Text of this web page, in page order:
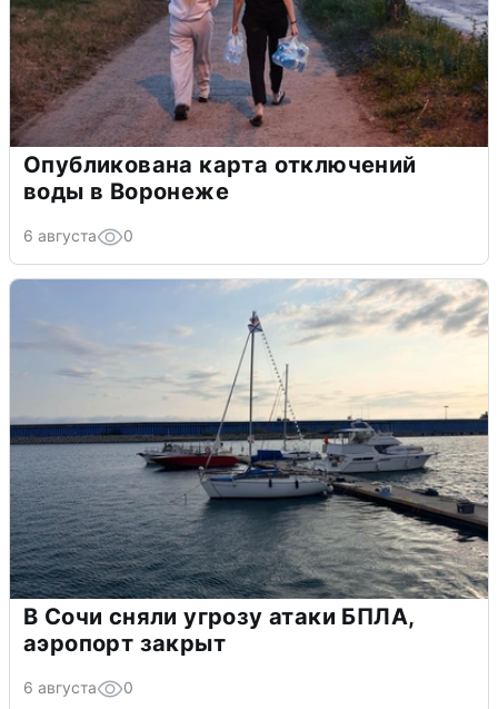
Опубликована карта отключений
воды в Воронеже
6 августа 0
В Сочи сняли угрозу атаки БПЛА,
аэропорт закрыт
6 августа 0